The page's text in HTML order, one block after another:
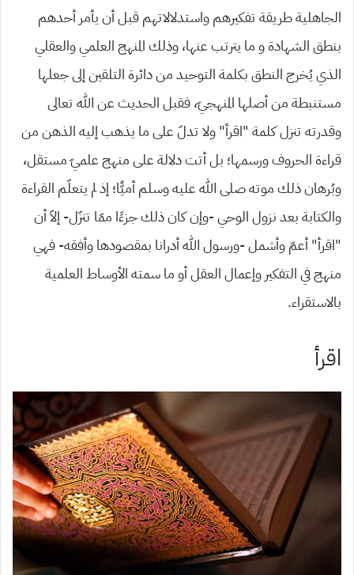
الجاهلية طريقة تفكيرهم واستدلالاتهم قبل أن يأمر أحدهم
بنطق الشهادة و ما يترتب عنها، وذلك المنهج العلمي والعقلي
الذي يُخرج النطق بكلمة التوحيد من دائرة التلقين إلى جعلها
مستنبطة من أصلها المنهجيّ، فقبل الحديث عن الله تعالى
وقدرته تنزل كلمة “اقرأ” ولا تدلّ على ما يذهب إليه الذهن من
قراءة الحروف ورسمها؛ بل أتت دلالة على منهج علميّ مستقل،
وبُرهان ذلك موته صلى الله عليه وسلم أميًّا؛ إذ لم يتعلّم القراءة
والكتابة بعد نزول الوحي -وإن كان ذلك جزءًا ممّا تنزّل- إلاّ أن
“اقرأ” أعمّ وأشمل -ورسول الله أدرانا بمقصودها وأفقه- فهي
منهج في التفكير وإعمال العقل أو ما سمته الأوساط العلمية
بالاستقراء.
اقرأ